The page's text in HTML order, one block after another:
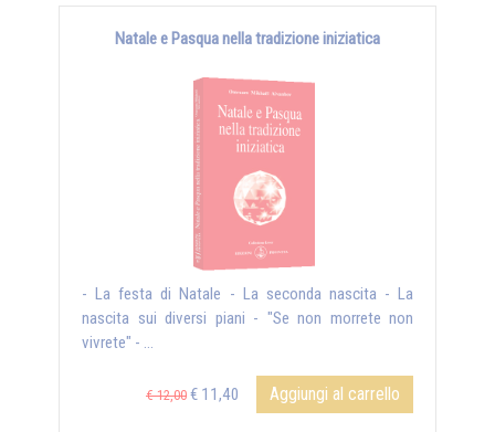
Natale e Pasqua nella tradizione iniziatica
- La festa di Natale - La seconda nascita - La
nascita sui diversi piani - "Se non morrete non
vivrete" - ...
€ 12,00 € 11,40 Aggiungi al carrello